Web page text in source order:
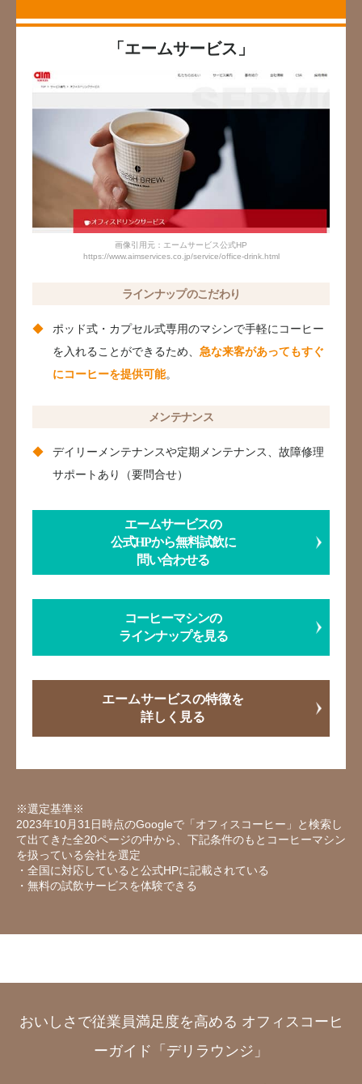
「エームサービス」
画像引用元：エームサービス公式HP
https://www.aimservices.co.jp/service/office-drink.html
ラインナップのこだわり
ポッド式・カプセル式専用のマシンで手軽にコーヒー
を入れることができるため、 急な来客があってもすぐ
にコーヒーを提供可能。
メンテナンス
デイリーメンテナンスや定期メンテナンス、故障修理
サポートあり（要問合せ）
エームサービスの
公式HPから無料試飲に
問い合わせる
コーヒーマシンの
ラインナップを見る
エームサービスの特徴を
詳しく見る
※選定基準※
2023年10月31日時点のGoogleで「オフィスコーヒー」と検索し
て出てきた全20ページの中から、下記条件のもとコーヒーマシン
を扱っている会社を選定
・全国に対応していると公式HPに記載されている
・無料の試飲サービスを体験できる
おいしさで従業員満足度を高める オフィスコーヒ
ーガイド「デリラウンジ」